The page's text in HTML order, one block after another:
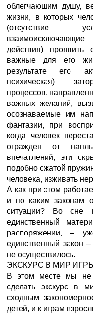
облегчающим душу,
жизни, в которых
(отсутствие
действия) проявить
важные для его
результате его
психическая)
процессов,
важных желаний,
осознаваемые им
фантазии, при
когда человек
огражден от
впечатлений, эти
подобно сжатой
человека, изживать
А как при этом
и по каким законам
ситуации? Во сне
единственный
распоряжении, –
единственный закон
не осуществилось.
ЭКСКУРС В МИР ИГРЫ
В этом месте мы не
сделать экскурс в
сходным
детей, и к играм